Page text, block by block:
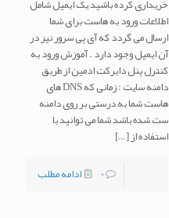
خریداری کرده باشید یک ایمیل شامل
اطلاعات ورود به هاست برای شما
ارسال می گردد که آی پی سرور نیز در
آن ایمیل وجود دارد . آموزش ورود به
کنترل پنل دایرکت ادمین از طریق
دامنه سایت : زمانی که DNS های
هاست شما به درستی بر روی دامنه
ست شده باشد شما می توانید با
استفاده از[…]
0
ادامه مطلب